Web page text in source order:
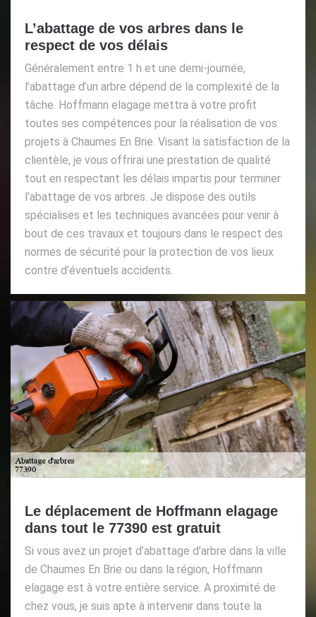
L’abattage de vos arbres dans le
respect de vos délais
Généralement entre 1 h et une demi-journée,
l’abattage d’un arbre dépend de la complexité de la
tâche. Hoffmann elagage mettra à votre profit
toutes ses compétences pour la réalisation de vos
projets à Chaumes En Brie. Visant la satisfaction de la
clientèle, je vous offrirai une prestation de qualité
tout en respectant les délais impartis pour terminer
l’abattage de vos arbres. Je dispose des outils
spécialises et les techniques avancées pour venir à
bout de ces travaux et toujours dans le respect des
normes de sécurité pour la protection de vos lieux
contre d’éventuels accidents.
Le déplacement de Hoffmann elagage
dans tout le 77390 est gratuit
Si vous avez un projet d’abattage d’arbre dans la ville
de Chaumes En Brie ou dans la région, Hoffmann
elagage est à votre entière service. A proximité de
chez vous, je suis apte à intervenir dans toute la